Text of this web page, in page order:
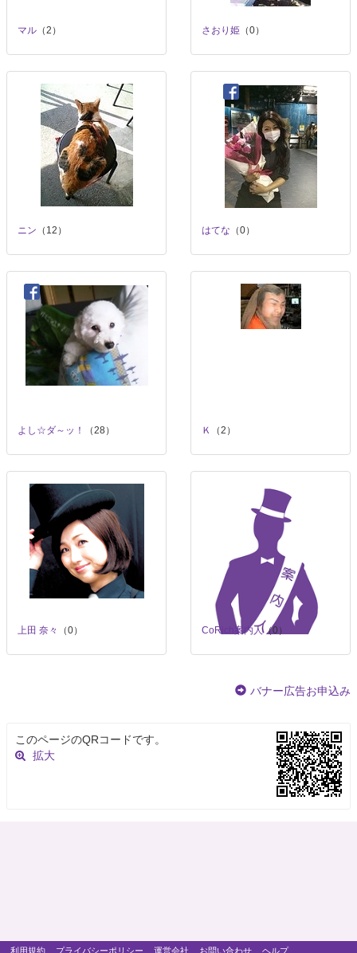
マル （2） さおり姫 （0）
ニン （12） はてな （0）
よし☆ダ～ッ！ （28） Ｋ （2）
上田 奈々 （0） CoRich案内人（0）
バナー広告お申込み
このページのQRコードです。
拡大
利用規約 プライバシーポリシー 運営会社 お問い合わせ ヘルプ